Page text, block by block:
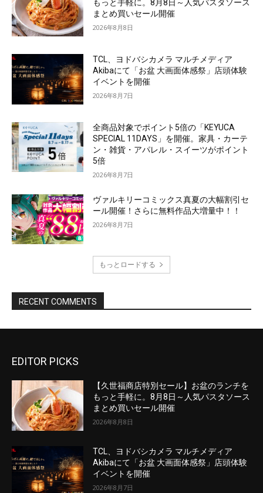
EDITOR PICKS
【久世福商店特別セール】お盆のランチを
もっと手軽に。8月8日～人気パスタソース
まとめ買いセール開催
2026年8月8日
TCL、ヨドバシカメラ マルチメディア
Akibaにて「お盆 大画面体感祭」店頭体験
イベントを開催
2026年8月7日